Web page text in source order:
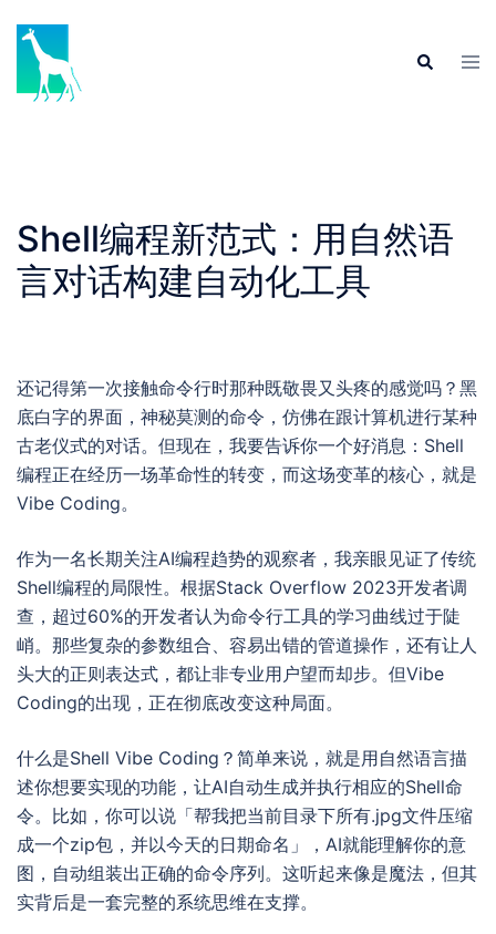
content
Search
Shell编程新范式：用自然语
言对话构建自动化工具
还记得第一次接触命令行时那种既敬畏又头疼的感觉吗？黑
底白字的界面，神秘莫测的命令，仿佛在跟计算机进行某种
古老仪式的对话。但现在，我要告诉你一个好消息：Shell
编程正在经历一场革命性的转变，而这场变革的核心，就是
Vibe Coding。
作为一名长期关注AI编程趋势的观察者，我亲眼见证了传统
Shell编程的局限性。根据Stack Overflow 2023开发者调
查，超过60%的开发者认为命令行工具的学习曲线过于陡
峭。那些复杂的参数组合、容易出错的管道操作，还有让人
头大的正则表达式，都让非专业用户望而却步。但Vibe
Coding的出现，正在彻底改变这种局面。
什么是Shell Vibe Coding？简单来说，就是用自然语言描
述你想要实现的功能，让AI自动生成并执行相应的Shell命
令。比如，你可以说「帮我把当前目录下所有.jpg文件压缩
成一个zip包，并以今天的日期命名」，AI就能理解你的意
图，自动组装出正确的命令序列。这听起来像是魔法，但其
实背后是一套完整的系统思维在支撑。